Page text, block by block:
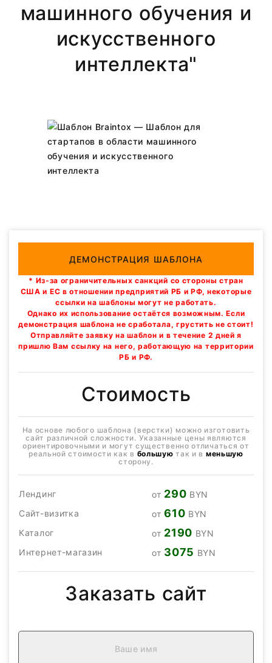
машинного обучения и
искусственного
интеллекта"
ДЕМОНСТРАЦИЯ ШАБЛОНА
* Из-за ограничительных санкций со стороны стран
США и ЕС в отношении предприятий РБ и РФ, некоторые
ссылки на шаблоны могут не работать.
Однако их использование остаётся возможным. Если
демонстрация шаблона не сработала, грустить не стоит!
Отправляйте заявку на шаблон и в течение 2 дней я
пришлю Вам ссылку на него, работающую на территории
РБ и РФ.
Стоимость
На основе любого шаблона (верстки) можно изготовить
сайт различной сложности. Указанные цены являются
ориентировочными и могут существенно отличаться от
реальной стоимости как в большую так и в меньшую
сторону.
Лендинг от 290 BYN
Сайт-визитка
от610 BYN
Каталог
от 2190 BYN
Интернет-магазин
от 3075 BYN
Заказать сайт